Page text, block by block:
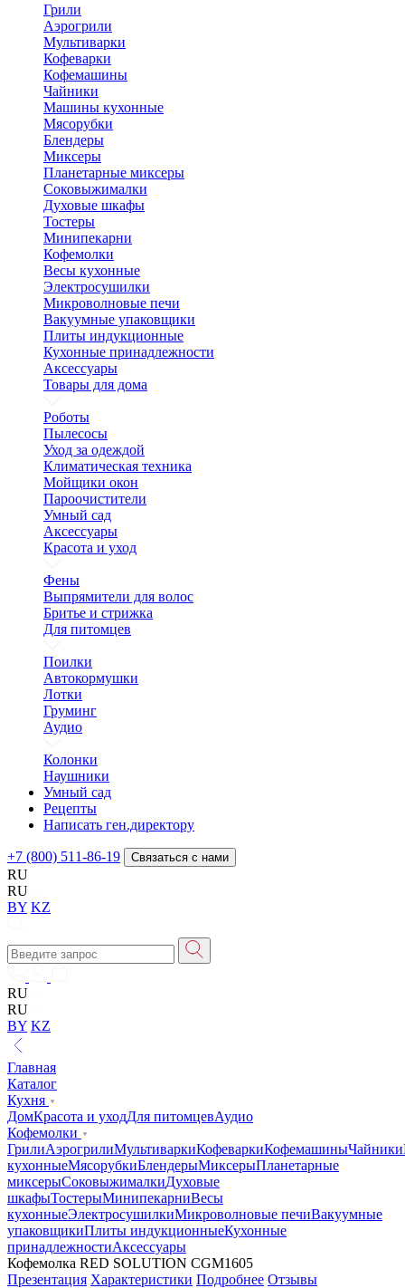
Грили
Аэрогрили
Мультиварки
Кофеварки
Кофемашины
Чайники
Машины кухонные
Мясорубки
Блендеры
Миксеры
Планетарные миксеры
Соковыжималки
Духовые шкафы
Тостеры
Минипекарни
Кофемолки
Весы кухонные
Электросушилки
Микроволновые печи
Вакуумные упаковщики
Плиты индукционные
Кухонные принадлежности
Аксессуары
Товары для дома
Роботы
Пылесосы
Уход за одеждой
Климатическая техника
Мойщики окон
Пароочистители
Умный сад
Аксессуары
Красота и уход
Фены
Выпрямители для волос
Бритье и стрижка
Для питомцев
Поилки
Автокормушки
Лотки
Груминг
Аудио
Колонки
Наушники
Умный сад
Рецепты
Написать ген.директору
+7 (800) 511-86-19 Связаться с нами
RU
RU
BY KZ
RU
RU
BY KZ
Главная
Каталог
Кухня
ДомКрасота и уходДля питомцевАудио
Кофемолки
ГрилиАэрогрилиМультиваркиКофеваркиКофемашиныЧайники
кухонныеМясорубкиБлендерыМиксерыПланетарные
миксерыСоковыжималкиДуховые
шкафыТостерыМинипекарниВесы
кухонныеЭлектросушилкиМикроволновые печиВакуумные
упаковщикиПлиты индукционныеКухонные
принадлежностиАксессуары
Кофемолка RED SOLUTION CGM1605
Презентация Характеристики Подробнее Отзывы